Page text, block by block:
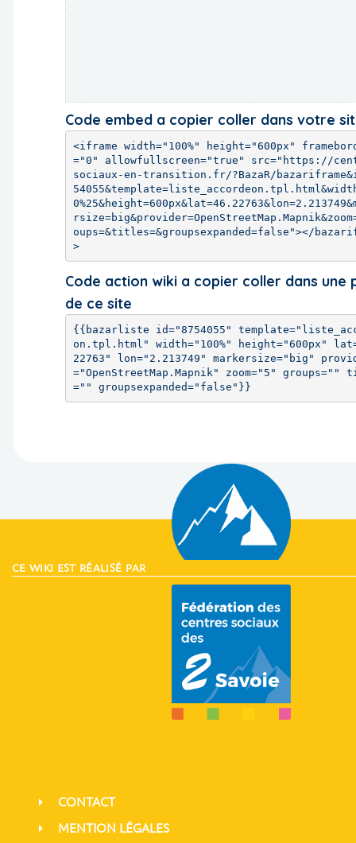
Code embed a copier coller dans votre
<iframe width="100%" height="600px"
="0" allowfullscreen="true" src="https://
sociaux-en-transition.fr/?BazaR/
oups=&titles=&groupsexpanded=false"></
>
Code action wiki a copier coller dans une
de ce site
{{bazarliste id="8754055"
on.tpl.html" width="100%" height="600px"
22763" lon="2.213749" markersize="big"
="OpenStreetMap.Mapnik" zoom="5"
="" groupsexpanded="false"}}
CE WIKI EST RÉALISÉ PAR
CONTACT
MENTION LÉGALES